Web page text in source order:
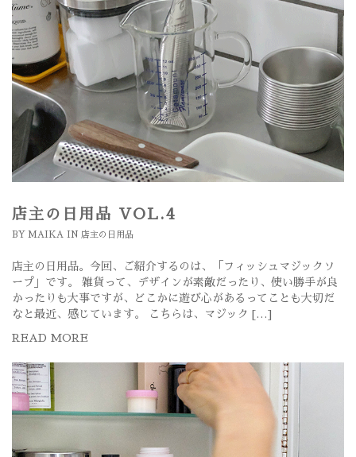
店主の日用品 VOL.4
BY MAIKA IN 店主の日用品
店主の日用品。今回、ご紹介するのは、「フィッシュマジックソ
ープ」です。 雑貨って、デザインが素敵だったり、使い勝手が良
かったりも大事ですが、どこかに遊び心があるってことも大切だ
なと最近、感じています。 こちらは、マジック […]
READ MORE